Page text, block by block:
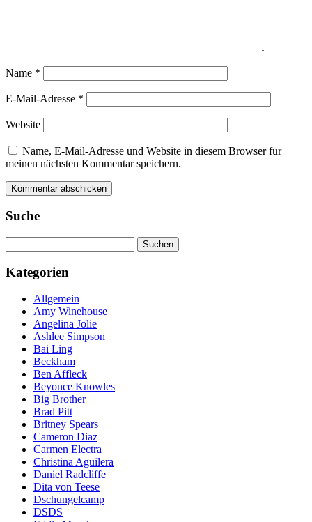
Name *
E-Mail-Adresse *
Website
Name, E-Mail-Adresse und Website in diesem Browser für
meinen nächsten Kommentar speichern.
Suche
nach:
Kategorien
Allgemein
Amy Winehouse
Angelina Jolie
Ashlee Simpson
Bai Ling
Beckham
Ben Affleck
Beyonce Knowles
Big Brother
Brad Pitt
Britney Spears
Cameron Diaz
Carmen Electra
Christina Aguilera
Daniel Radcliffe
Dita von Teese
Dschungelcamp
DSDS